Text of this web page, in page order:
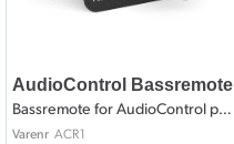
AudioControl Bassremote
Bassremote for AudioControl produkter
Varenr ACR1